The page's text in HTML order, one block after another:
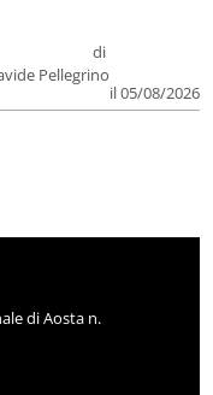
di
Pellegrino
il 05/08/2026
di Aosta n.